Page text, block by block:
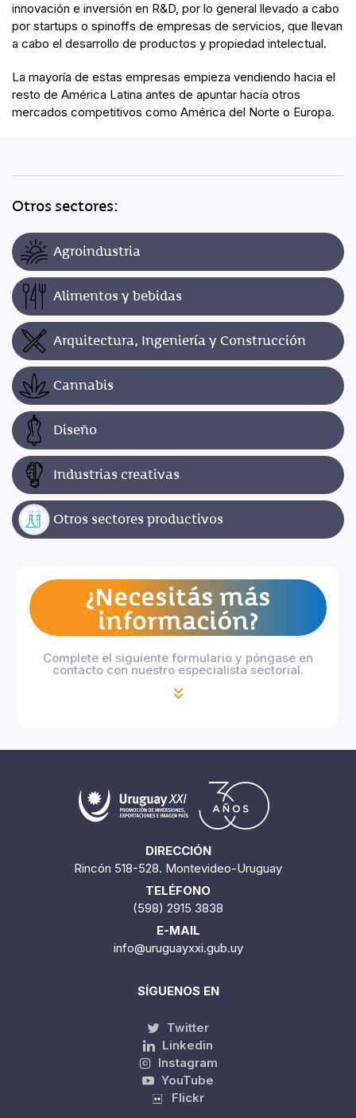
innovación e inversión en R&D, por lo general llevado a cabo
por startups o spinoffs de empresas de servicios, que llevan
a cabo el desarrollo de productos y propiedad intelectual.
La mayoría de estas empresas empieza vendiendo hacia el
resto de América Latina antes de apuntar hacia otros
mercados competitivos como América del Norte o Europa.
Otros sectores:
Agroindustria
Alimentos y bebidas
Arquitectura, Ingeniería y Construcción
Cannabis
Diseño
Industrias creativas
Otros sectores productivos
¿Necesitás más
información?
Complete el siguiente formulario y póngase en
contacto con nuestro especialista sectorial.
DIRECCIÓN
Rincón 518-528. Montevideo-Uruguay
TELÉFONO
(598) 2915 3838
E-MAIL
info@uruguayxxi.gub.uy
SÍGUENOS EN
Twitter
Linkedin
Instagram
YouTube
Flickr